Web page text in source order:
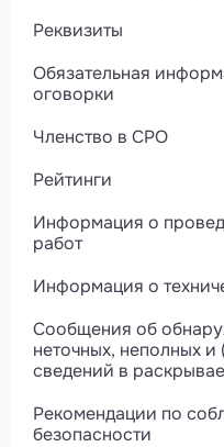
Реквизиты
Обязательная
оговорки
Членство в СРО
Рейтинги
Информация о
работ
Информация о
Сообщения об
неточных, неполных
сведений в
Рекомендации по
безопасности